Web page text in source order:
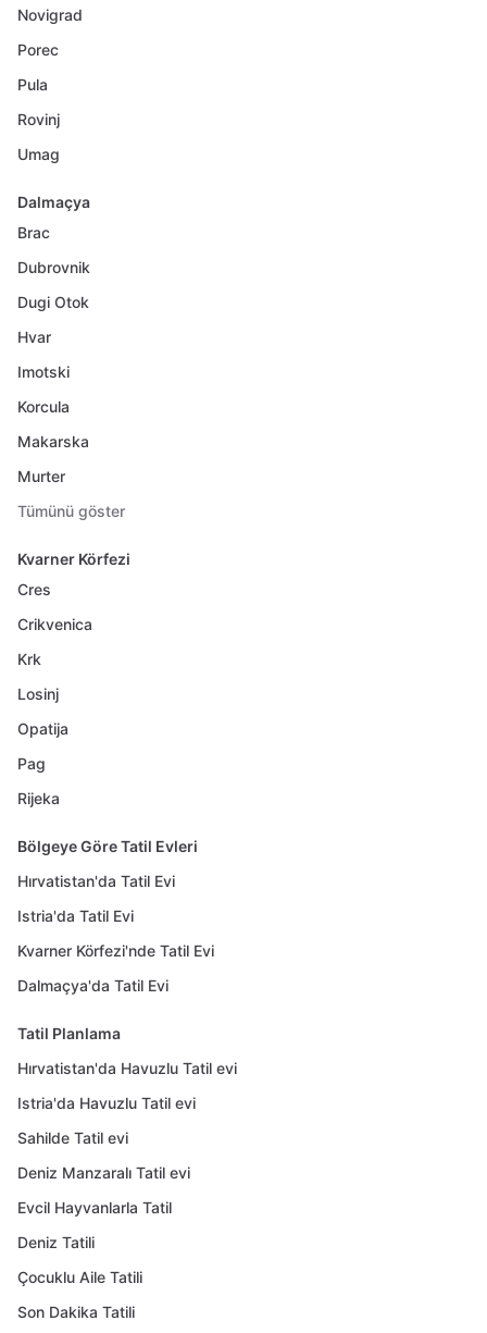
Novigrad
Porec
Pula
Rovinj
Umag
Dalmaçya
Brac
Dubrovnik
Dugi Otok
Hvar
Imotski
Korcula
Makarska
Murter
Tümünü göster
Kvarner Körfezi
Cres
Crikvenica
Krk
Losinj
Opatija
Pag
Rijeka
Bölgeye Göre Tatil Evleri
Hırvatistan'da Tatil Evi
Istria'da Tatil Evi
Kvarner Körfezi'nde Tatil Evi
Dalmaçya'da Tatil Evi
Tatil Planlama
Hırvatistan'da Havuzlu Tatil evi
Istria'da Havuzlu Tatil evi
Sahilde Tatil evi
Deniz Manzaralı Tatil evi
Evcil Hayvanlarla Tatil
Deniz Tatili
Çocuklu Aile Tatili
Son Dakika Tatili